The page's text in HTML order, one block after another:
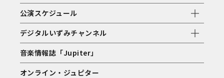
公演スケジュール
デジタルいずみチャンネル
音楽情報誌「Jupiter」
オンライン・ジュピター